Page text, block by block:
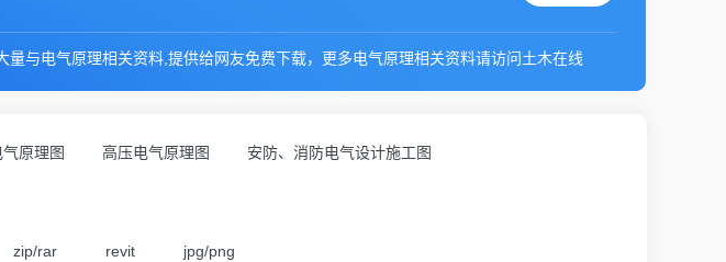
与电气原理相关资料,提供给网友免费下载，更多电气原理相关资料请访问土木在线
原理图 高压电气原理图 安防、消防电气设计施工图
zip/rar revit jpg/png